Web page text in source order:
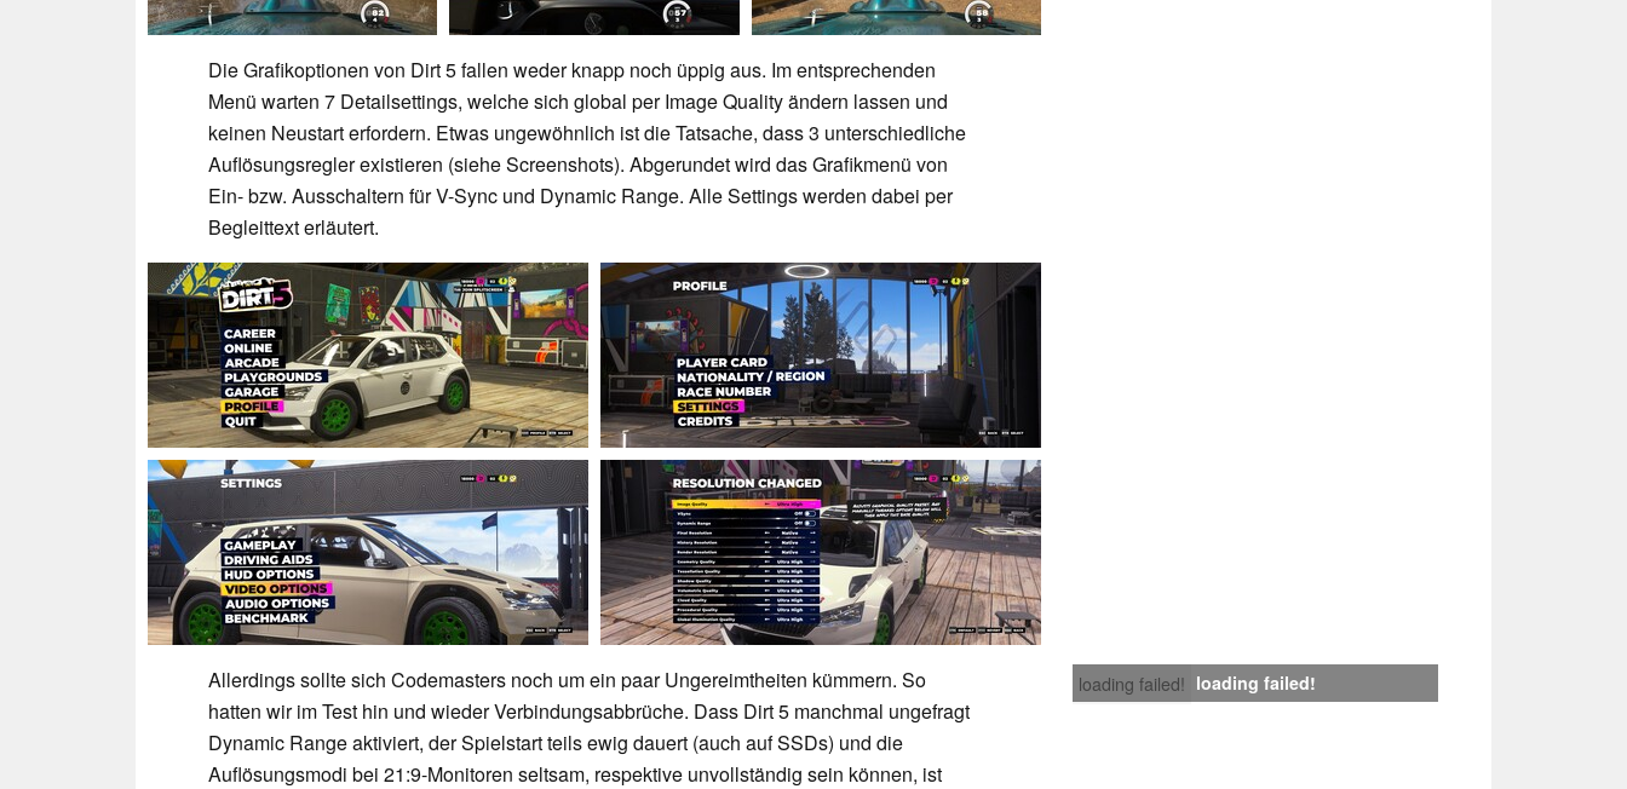
Die Grafikoptionen von Dirt 5 fallen weder knapp noch üppig aus. Im entsprechenden
Menü warten 7 Detailsettings, welche sich global per Image Quality ändern lassen und
keinen Neustart erfordern. Etwas ungewöhnlich ist die Tatsache, dass 3 unterschiedliche
Auflösungsregler existieren (siehe Screenshots). Abgerundet wird das Grafikmenü von
Ein- bzw. Ausschaltern für V-Sync und Dynamic Range. Alle Settings werden dabei per
Begleittext erläutert.
loading failed! loading failed!
Allerdings sollte sich Codemasters noch um ein paar Ungereimtheiten kümmern. So
hatten wir im Test hin und wieder Verbindungsabbrüche. Dass Dirt 5 manchmal ungefragt
Dynamic Range aktiviert, der Spielstart teils ewig dauert (auch auf SSDs) und die
Auflösungsmodi bei 21:9-Monitoren seltsam, respektive unvollständig sein können, ist